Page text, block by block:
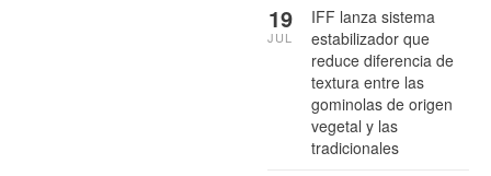
IFF lanza sistema
estabilizador que
reduce diferencia de
textura entre las
gominolas de origen
vegetal y las
tradicionales
19
JUL